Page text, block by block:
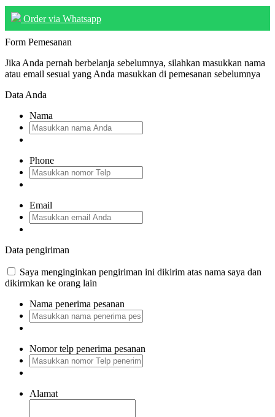
Order via Whatsapp
Form Pemesanan
Jika Anda pernah berbelanja sebelumnya, silahkan masukkan nama
atau email sesuai yang Anda masukkan di pemesanan sebelumnya
Data Anda
Nama
Phone
Email
Data pengiriman
Saya menginginkan pengiriman ini dikirim atas nama saya dan
dikirmkan ke orang lain
Nama penerima pesanan
Nomor telp penerima pesanan
Alamat